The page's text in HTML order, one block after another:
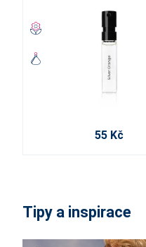
55 Kč
Tipy a inspirace